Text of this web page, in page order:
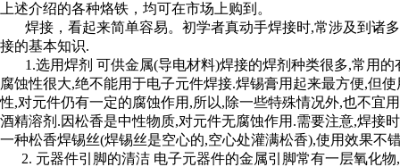
上述介绍的各种烙铁，均可在市场上购到。
焊接，看起来简单容易。初学者真动手焊接时,常涉及到诸
接的基本知识.
1.选用焊剂 可供金属(导电材料)焊接的焊剂种类很多,常用的
腐蚀性很大,绝不能用于电子元件焊接.焊锡膏用起来最方便,但
性,对元件仍有一定的腐蚀作用,所以,除一些特殊情况外,也不宜
酒精溶剂.因松香是中性物质,对元件无腐蚀作用.需要注意,焊接
一种松香焊锡丝(焊锡丝是空心的,空心处灌满松香),使用效果不
2. 元器件引脚的清洁 电子元器件的金属引脚常有一层氧化